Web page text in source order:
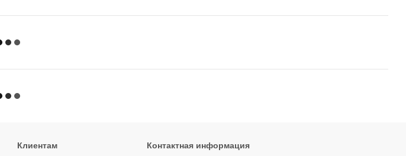
Клиентам Контактная информация